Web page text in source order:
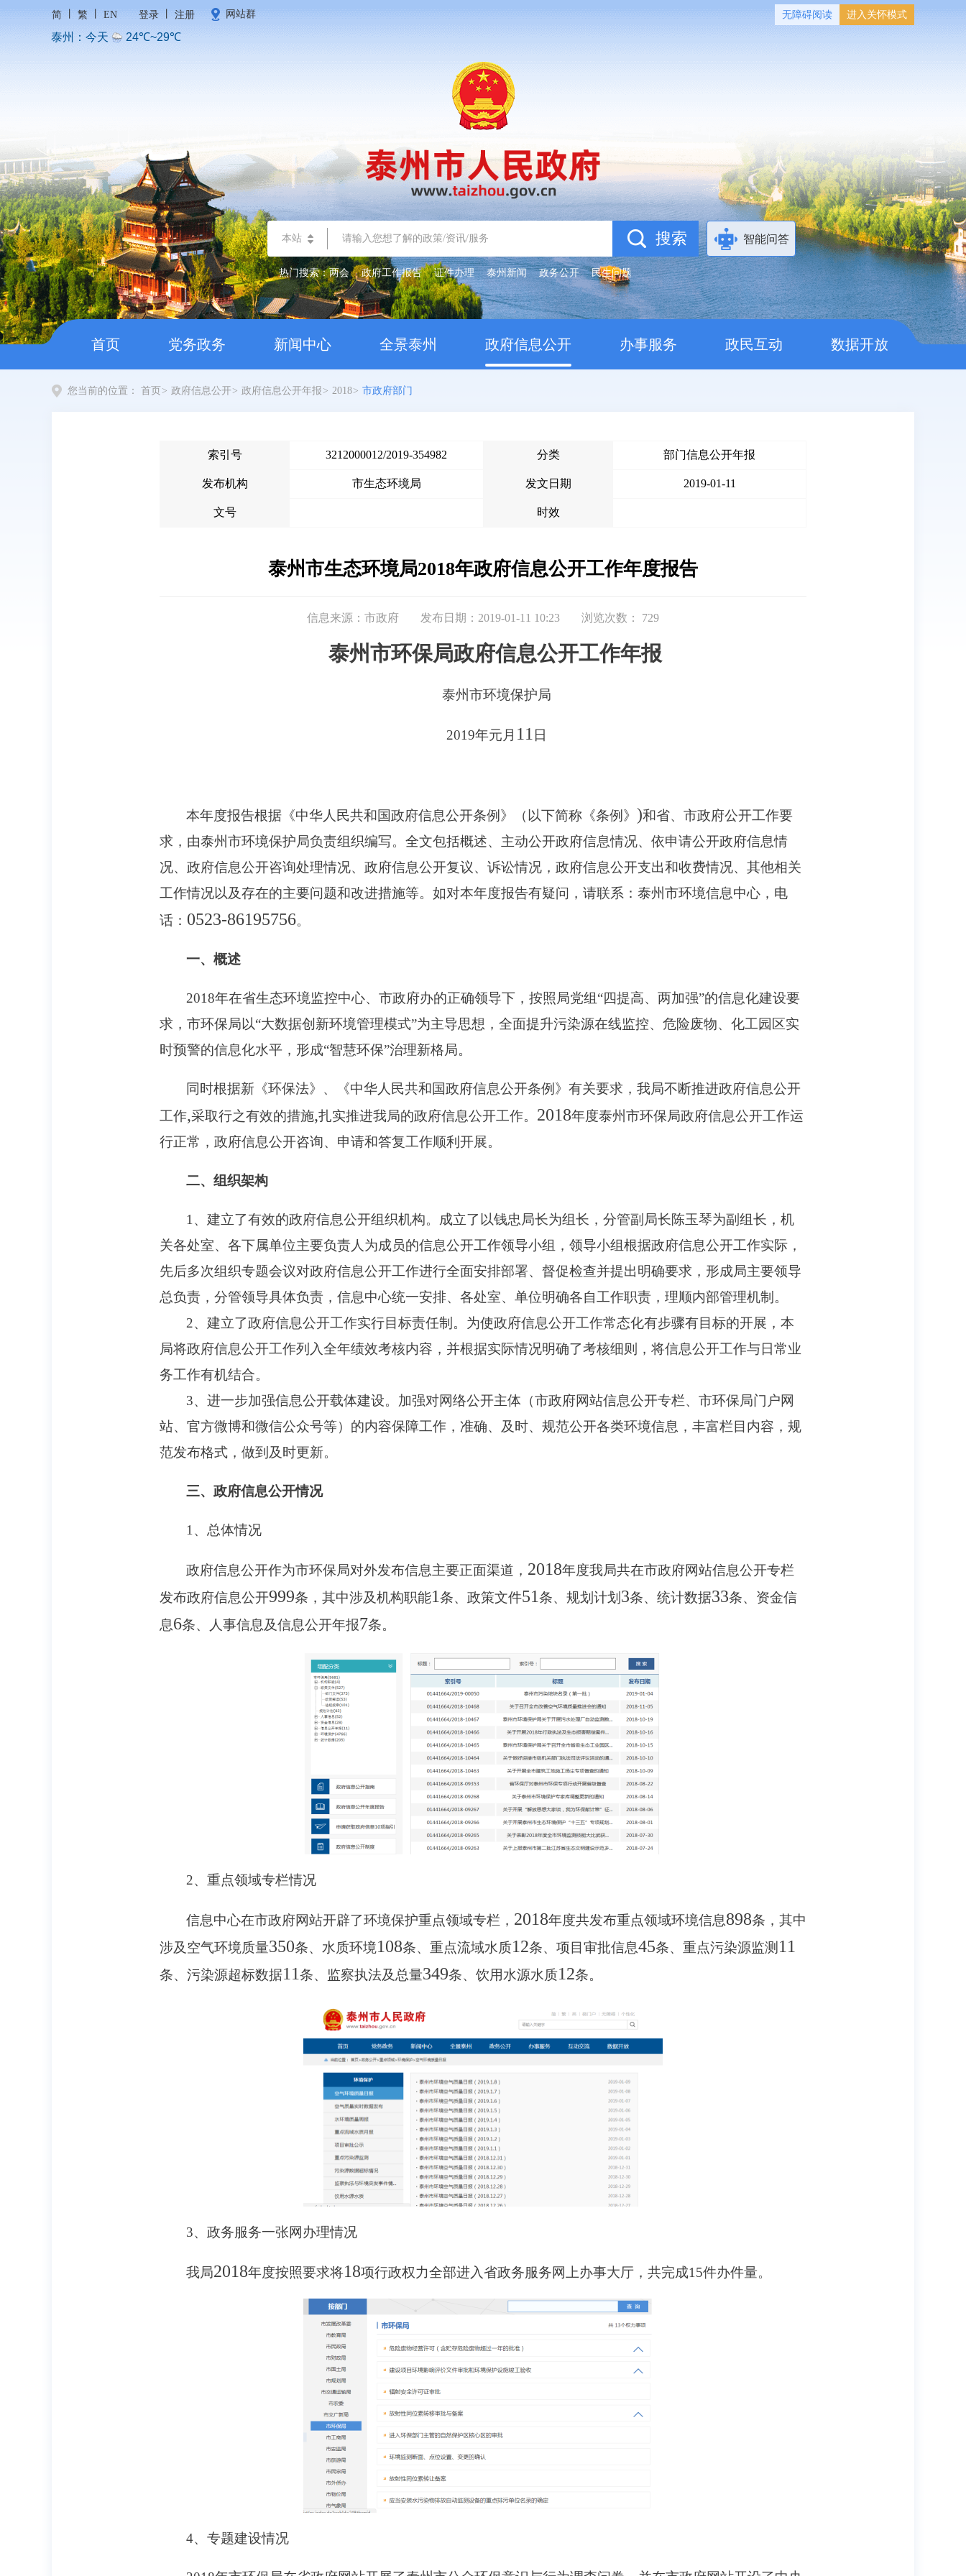
简 繁 EN 登录 注册 网站群 无障碍阅读 进入关怀模式
本站 智能问答
热门搜索：两会 政府工作报告 证件办理 泰州新闻 政务公开 民生问题
首页 党务政务 新闻中心 全景泰州 政府信息公开 办事服务 政民互动 数据开放
您当前的位置： 首页 > 政府信息公开> 政府信息公开年报 > 2018> 市政府部门
索引号 3212000012/2019-354982 分类 部门信息公开年报
发布机构 市生态环境局 发文日期 2019-01-11
文号 时效
泰州市生态环境局2018年政府信息公开工作年度报告
信息来源：市政府 发布日期：2019-01-11 10:23 浏览次数： 729
泰州市环保局政府信息公开工作年报
泰州市环境保护局
2019年元月 11 日
本年度报告根据《中华人民共和国政府信息公开条例》（以下简称《条例》 )和省、市政府公开工作要
求，由泰州市环境保护局负责组织编写。全文包括概述、主动公开政府信息情况、依申请公开政府信息情
况、政府信息公开咨询处理情况、政府信息公开复议、诉讼情况，政府信息公开支出和收费情况、其他相关
工作情况以及存在的主要问题和改进措施等。如对本年度报告有疑问，请联系：泰州市环境信息中心，电
话： 0523-86195756。
一、概述
2018年在省生态环境监控中心、市政府办的正确领导下，按照局党组“四提高、两加强”的信息化建设要
求，市环保局以“大数据创新环境管理模式”为主导思想，全面提升污染源在线监控、危险废物、化工园区实
时预警的信息化水平，形成“智慧环保”治理新格局。
同时根据新《环保法》、《中华人民共和国政府信息公开条例》有关要求，我局不断推进政府信息公开
工作,采取行之有效的措施,扎实推进我局的政府信息公开工作。 2018年度泰州市环保局政府信息公开工作运
行正常，政府信息公开咨询、申请和答复工作顺利开展。
二、组织架构
1 、建立了有效的政府信息公开组织机构。 成立了以钱忠局长为组长，分管副局长陈玉琴为副组长，机
关各处室、各下属单位主要负责人为成员的信息公开工作领导小组，领导小组根据政府信息公开工作实际，
先后多次组织专题会议对政府信息公开工作进行全面安排部署、督促检查并提出明确要求，形成局主要领导
总负责，分管领导具体负责，信息中心统一安排、各处室、单位明确各自工作职责，理顺内部管理机制。
2、建立了政府信息公开工作实行目标责任制。 为使政府信息公开工作常态化有步骤有目标的开展，本
局将政府信息公开工作列入全年绩效考核内容，并根据实际情况明确了考核细则，将信息公开工作与日常业
务工作有机结合。
3、进一步加强信息公开载体建设。 加强对网络公开主体（市政府网站信息公开专栏、市环保局门户网
站、官方微博和微信公众号等）的内容保障工作，准确、及时、规范公开各类环境信息，丰富栏目内容，规
范发布格式，做到及时更新。
三、政府信息公开情况
1 、总体情况
政府信息公开作为市环保局对外发布信息主要正面渠道， 2018年度我局共在市政府网站信息公开专栏
发布政府信息公开999条，其中涉及机构职能1条、政策文件51条、规划计划 3条、统计数据33条、资金信
息6条、人事信息及信息公开年报7条。
2、重点领域专栏情况
信息中心在市政府网站开辟了环境保护重点领域专栏， 2018年度共发布重点领域环境信息898条，其中
涉及空气环境质量350条、水质环境108条、重点流域水质12条、项目审批信息45条、重点污染源监测 11
条、污染源超标数据11条、监察执法及总量349条、饮用水源水质12条。
3、政务服务一张网办理情况
我局2018年度按照要求将18项行政权力全部进入省政务服务网上办事大厅，共完成15件办件量。
4、专题建设情况